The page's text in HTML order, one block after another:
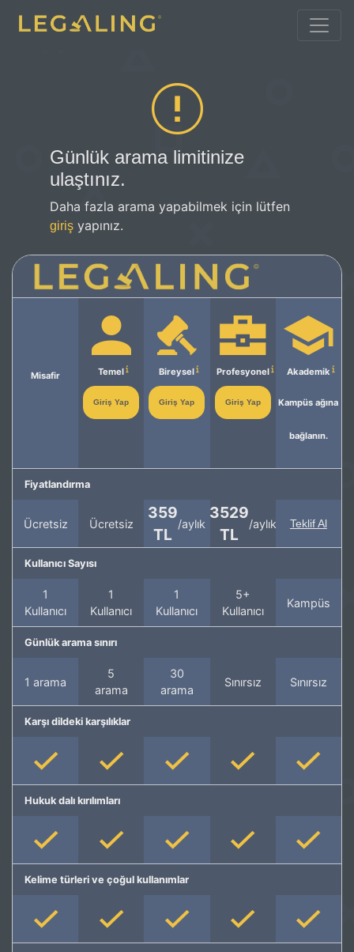
Günlük arama limitinize
ulaştınız.
Daha fazla arama yapabilmek için lütfen
giriş yapınız.
Misafir Temel
Giriş Yap
Bireysel
Giriş Yap
Profesyonel
Giriş Yap
Akademik
Kampüs ağına
bağlanın.
Fiyatlandırma
Ücretsiz Ücretsiz
359
TL
/aylık
3529
TL
/aylık Teklif Al
Kullanıcı Sayısı
1
Kullanıcı
1
Kullanıcı
1
Kullanıcı
5+
Kullanıcı
Kampüs
Günlük arama sınırı
1 arama
5
arama
30
arama
Sınırsız Sınırsız
Karşı dildeki karşılıklar
Hukuk dalı kırılımları
Kelime türleri ve çoğul kullanımlar